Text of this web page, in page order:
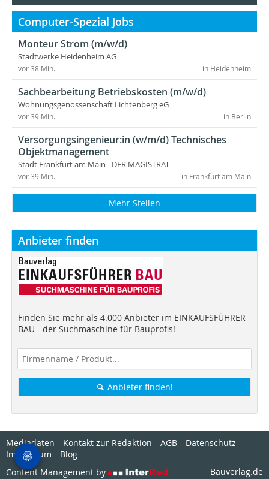
Computer-Spezial Jobs
Monteur Strom (m/w/d)
Stadtwerke Heidenheim AG
in Heidenheim
vor 38 Min.
Sachbearbeitung Betriebskosten (m/w/d)
Wohnungsgenossenschaft Lichtenberg eG
in Berlin
vor 39 Min.
Versorgungsingenieur:in (w/m/d) Technisches
Objektmanagement
Stadt Frankfurt am Main - DER MAGISTRAT -
in Frankfurt am Main
vor 39 Min.
Mehr Stellen
Anbieter finden
Finden Sie mehr als 4.000 Anbieter im EINKAUFSFÜHRER
BAU - der Suchmaschine für Bauprofis!
Anbieter finden!
Mediadaten Kontakt zur Redaktion AGB
Datenschutz
Impressum
Blog
Content Management by
Bauverlag.de